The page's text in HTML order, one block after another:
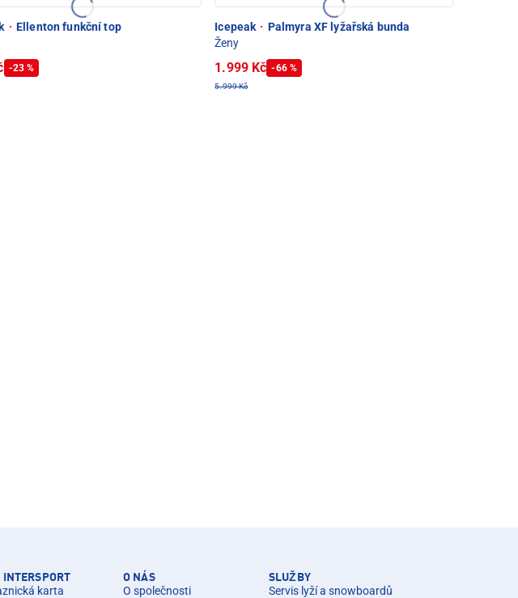
· Ellenton funkční top
-23 %
Icepeak · Palmyra XF lyžařská bunda
Ženy
1.999 Kč -66 %
5.999 Kč
INTERSPORT
karta
O NÁS
O společnosti
SLUŽBY
Servis lyží a snowboardů